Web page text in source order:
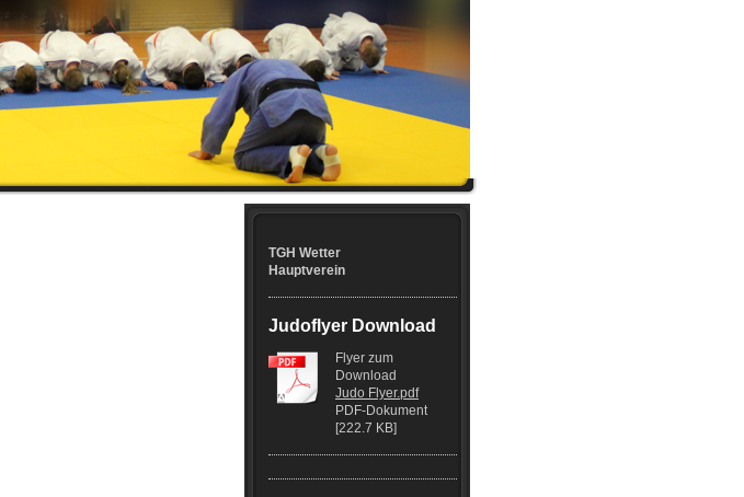
TGH Wetter
Hauptverein
Judoflyer Download
Flyer zum
Download
Judo Flyer.pdf
PDF-Dokument
[222.7 KB]